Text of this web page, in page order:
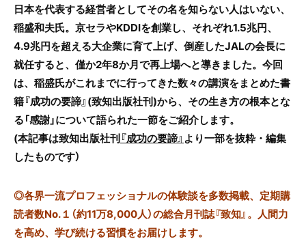
日本を代表する経営者としてその名を知らない人はいない、
稲盛和夫氏。京セラやKDDIを創業し、それぞれ1.5兆円、
4.9兆円を超える大企業に育て上げ、倒産したJALの会長に
就任すると、僅か2年8か月で再上場へと導きました。今回
は、稲盛氏がこれまでに行ってきた数々の講演をまとめた書
籍『成功の要諦』(致知出版社刊)から、その生き方の根本とな
る「感謝」について語られた一節をご紹介します。
(本記事は致知出版社刊『成功の要諦』 より一部を抜粋・編集
したものです）
◎各界一流プロフェッショナルの体験談を多数掲載、定期購
読者数No.１（約11万8,000人）の総合月刊誌『致知』。人間力
を高め、学び続ける習慣をお届けします。